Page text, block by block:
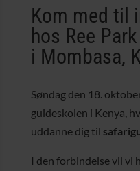
Kom med til
hos Ree
i Mombasa,
Søndag den 18.
guideskolen i Kenya,
uddanne dig til
I den forbindelse vil vi